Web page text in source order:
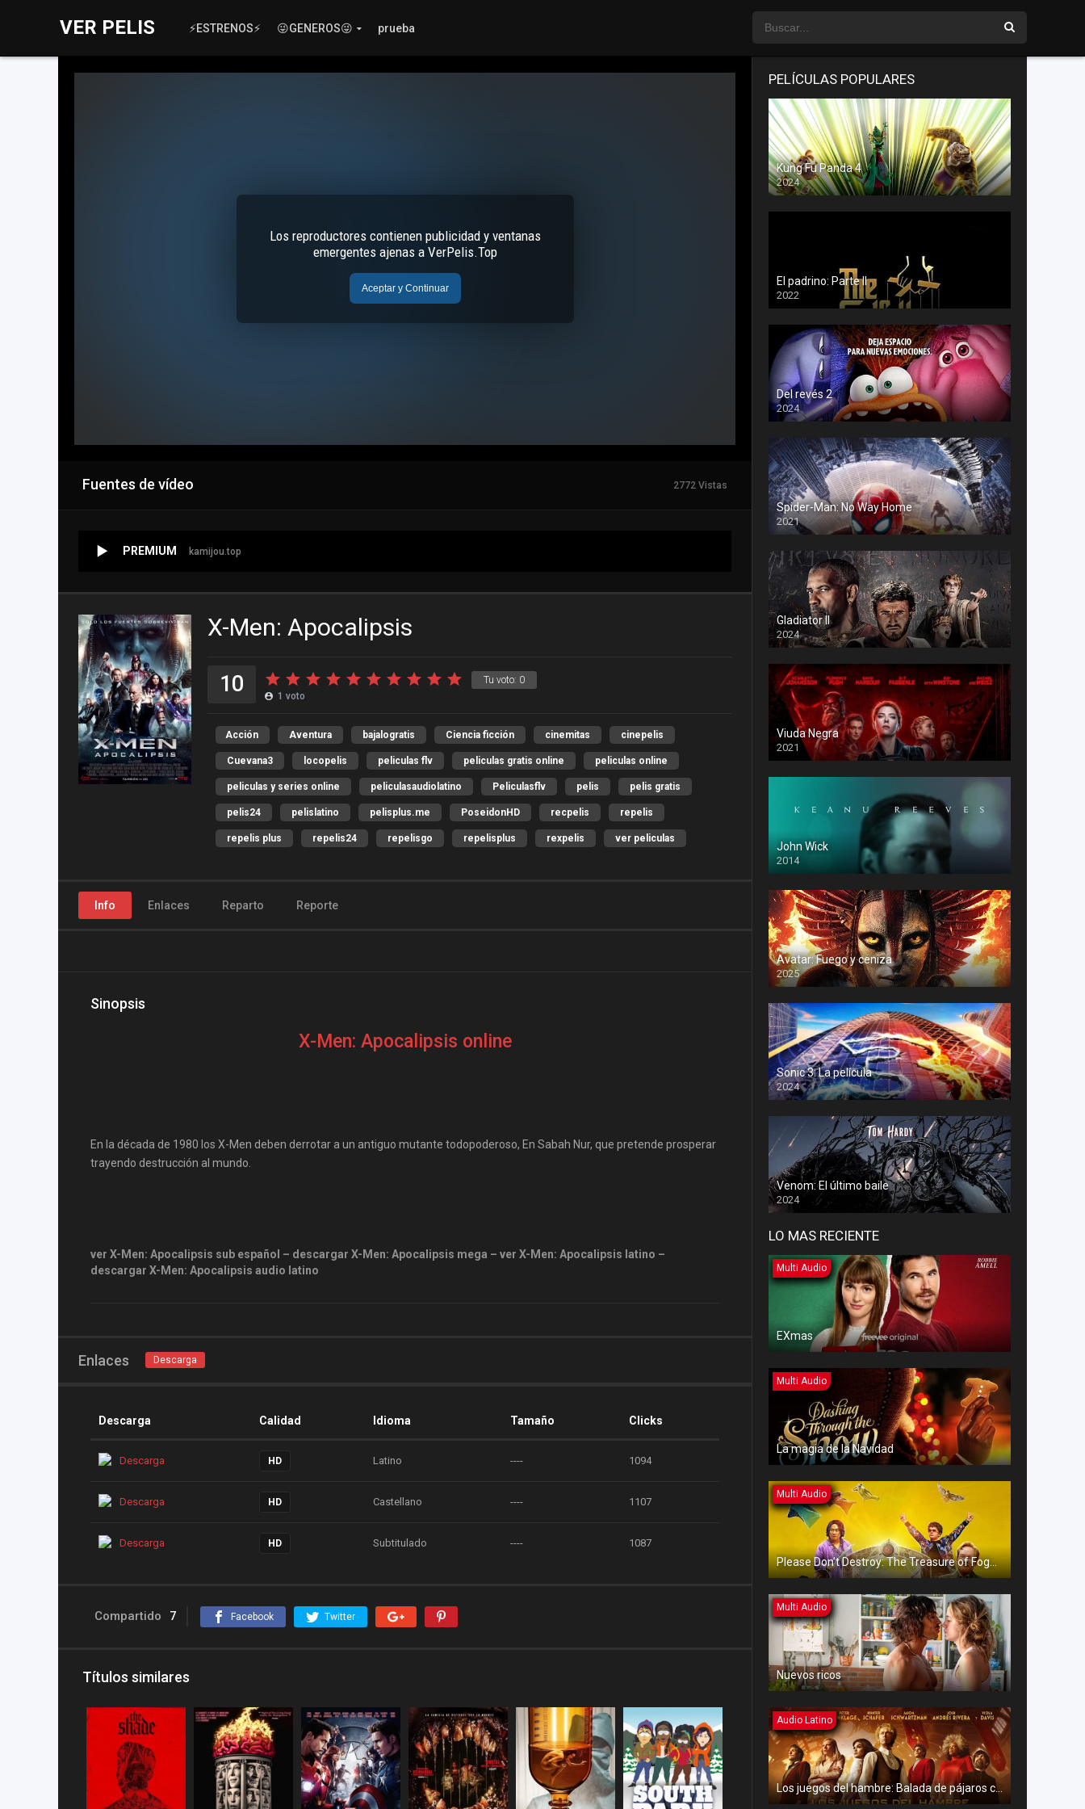
VER PELIS ⚡ESTRENOS⚡ 😜GENEROS😜 prueba
Fuentes de vídeo 2772 Vistas
PREMIUM kamijou.top
X-Men: Apocalipsis
Tu voto: 0
10 1 voto
Acción Aventura bajalogratis Ciencia ficción cinemitas cinepelis
Cuevana3 locopelis peliculas flv peliculas gratis online peliculas online
peliculas y series online peliculasaudiolatino Peliculasflv pelis pelis gratis
pelis24 pelislatino pelisplus.me PoseidonHD recpelis repelis
repelis plus repelis24 repelisgo repelisplus rexpelis ver peliculas
Info Enlaces Reparto Reporte
Sinopsis
X-Men: Apocalipsis online
En la década de 1980 los X-Men deben derrotar a un antiguo mutante todopoderoso, En Sabah Nur, que pretende prosperar
trayendo destrucción al mundo.
ver X-Men: Apocalipsis sub español – descargar X-Men: Apocalipsis mega – ver X-Men: Apocalipsis latino –
descargar X-Men: Apocalipsis audio latino
Enlaces Descarga
Descarga Calidad Idioma Tamaño Clicks
Descarga HD Latino ---- 1094
Descarga HD Castellano ---- 1107
Descarga HD Subtitulado ---- 1087
Compartido 7 Facebook Twitter
Títulos similares
PELÍCULAS POPULARES
Kung Fu Panda 4
2024
El padrino: Parte II
2022
Del revés 2
2024
Spider-Man: No Way Home
2021
Gladiator II
2024
Viuda Negra
2021
John Wick
2014
Avatar: Fuego y ceniza
2025
Sonic 3: La película
2024
Venom: El último baile
2024
LO MAS RECIENTE
Multi Audio
EXmas
Multi Audio
La magia de la Navidad
Multi Audio
Please Don’t Destroy: The Treasure of Foggy Mountain
Multi Audio
Nuevos ricos
Audio Latino
Los juegos del hambre: Balada de pájaros cantores y serpientes